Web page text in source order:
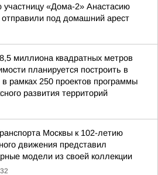
«Дома-2» Анастасию
отправили под домашний арест
миллиона квадратных метров
планируется построить в
в рамках 250 проектов программы
развития территорий
Москвы к 102-летию
движения представил
модели из своей коллекции